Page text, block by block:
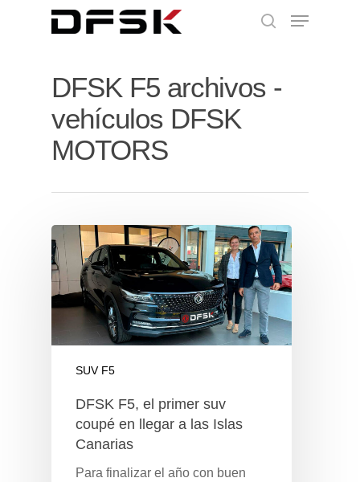
DFSK F5 archivos -
vehículos DFSK
MOTORS
SUV F5
DFSK F5, el primer suv
coupé en llegar a las Islas
Canarias
Para finalizar el año con buen